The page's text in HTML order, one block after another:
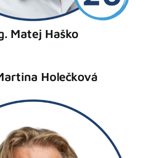
Matej Haško
Holečková